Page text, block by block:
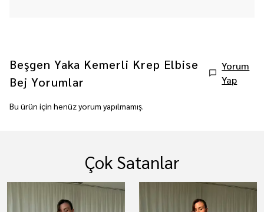
Beşgen Yaka Kemerli Krep Elbise
Bej Yorumlar
Yorum
Yap
Bu ürün için henüz yorum yapılmamış.
Çok Satanlar